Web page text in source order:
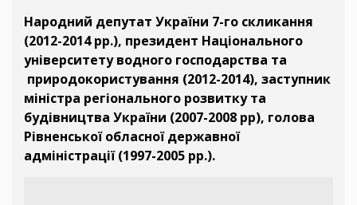
Народний депутат України 7-го скликання
(2012-2014 рр.), президент Національного
університету водного господарства та
природокористування (2012-2014), заступник
міністра регіонального розвитку та
будівництва України (2007-2008 рр), голова
Рівненської обласної державної
адміністрації (1997-2005 рр.).